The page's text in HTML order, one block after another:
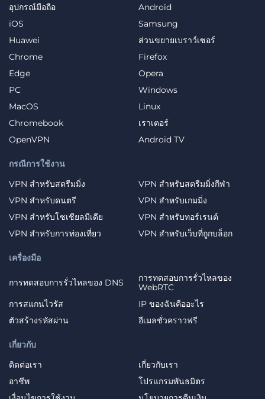
อุปกรณ์มือถือ
Android
iOS
Samsung
Huawei
ส่วนขยายเบราว์เซอร์
Chrome
Firefox
Edge
Opera
PC
Windows
MacOS
Linux
Chromebook
เราเตอร์
OpenVPN
Android TV
กรณีการใช้งาน
VPN สำหรับสตรีมมิ่ง
VPN สำหรับสตรีมมิ่งกีฬา
VPN สำหรับดนตรี
VPN สำหรับเกมมิ่ง
VPN สำหรับโซเชียลมีเดีย
VPN สำหรับทอร์เรนต์
VPN สำหรับการท่องเที่ยว
VPN สำหรับเว็บที่ถูกบล็อก
เกี่ยวกับ
ติดต่อเรา
เกี่ยวกับเรา
อาชีพ
โปรแกรมพันธมิตร
เครื่องมือ
การทดสอบการรั่วไหลของ DNS
การทดสอบการรั่วไหลของ
WebRTC
การสแกนไวรัส
IP ของฉันคืออะไร
ตัวสร้างรหัสผ่าน
อีเมลชั่วคราวฟรี